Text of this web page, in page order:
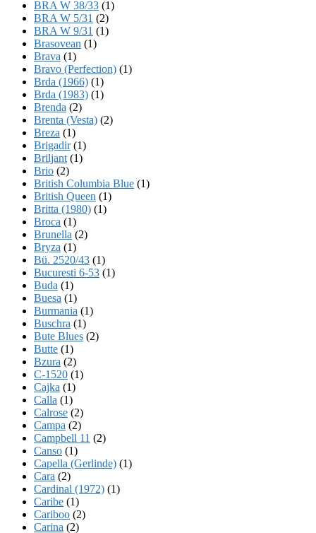
BRA W 38/33 (1)
BRA W 5/31 (2)
BRA W 9/31 (1)
Brasovean (1)
Brava (1)
Bravo (Perfection) (1)
Brda (1966) (1)
Brda (1983) (1)
Brenda (2)
Brenta (Vesta) (2)
Breza (1)
Brigadir(1)
Briljant (1)
Brio (2)
British Columbia Blue (1)
British Queen (1)
Britta (1980) (1)
Broca (1)
Brunella (2)
Bryza (1)
Bü. 2520/43 (1)
Bucuresti 6-53 (1)
Buda (1)
Buesa (1)
Burmania (1)
Buschra (1)
Bute Blues (2)
Butte (1)
Bzura (2)
C-1520 (1)
Cajka (1)
Calla (1)
Calrose (2)
Campa (2)
Campbell 11 (2)
Canso (1)
Capella (Gerlinde) (1)
Cara (2)
Cardinal (1972) (1)
Caribe (1)
Cariboo (2)
Carina (2)